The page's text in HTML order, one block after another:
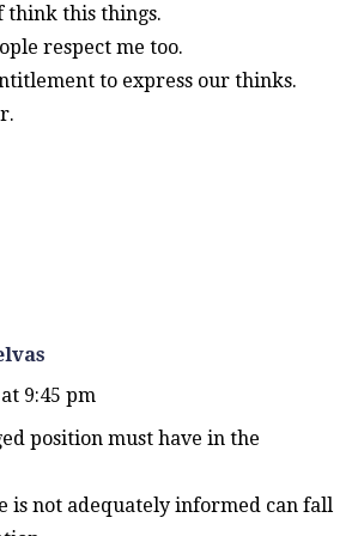
think this things.
respect me too.
to express our thinks.
9:45 pm
position must have in the
is not adequately informed can fall